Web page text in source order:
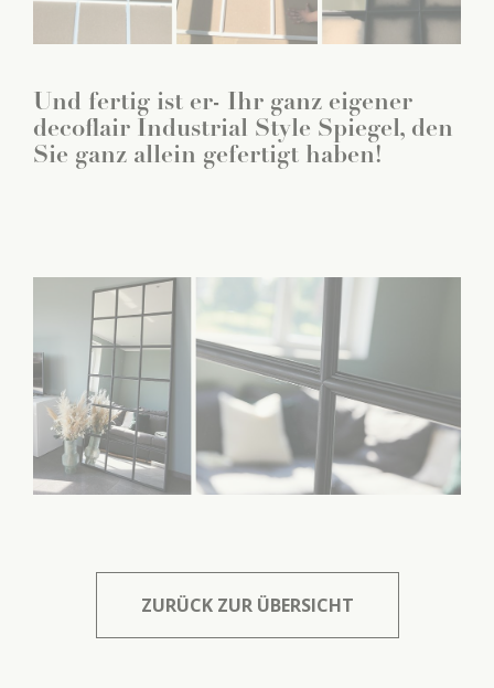
Und fertig ist er- Ihr ganz eigener
decoflair Industrial Style Spiegel, den
Sie ganz allein gefertigt haben!
ZURÜCK ZUR ÜBERSICHT